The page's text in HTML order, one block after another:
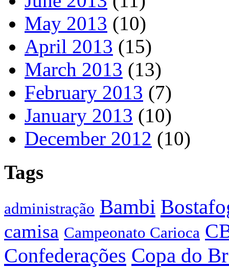
May 2013 (10)
April 2013 (15)
March 2013 (13)
February 2013 (7)
January 2013 (10)
December 2012 (10)
Tags
administração Bambi
camisa Campeonato Carioca
Confederações Copa do